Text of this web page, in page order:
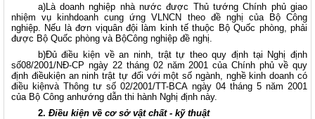
a)Là doanh nghiệp nhà nước được Thủ tướng Chính phủ giao
nhiệm vụ kinhdoanh cung ứng VLNCN theo đề nghị của Bộ Công
nghiệp. Nếu là đơn vịquân đội làm kinh tế thuộc Bộ Quốc phòng, phải
được Bộ Quốc phòng và BộCông nghiệp đề nghị.
b)Đủ điều kiện về an ninh, trật tự theo quy định tại Nghị định
số08/2001/NĐ-CP ngày 22 tháng 02 năm 2001 của Chính phủ về quy
định điềukiện an ninh trật tự đối với một số ngành, nghề kinh doanh có
điều kiệnvà Thông tư số 02/2001/TT-BCA ngày 04 tháng 5 năm 2001
của Bộ Công anhướng dẫn thi hành Nghị định này.
2. Điều kiện về cơ sở vật chất - kỹ thuật